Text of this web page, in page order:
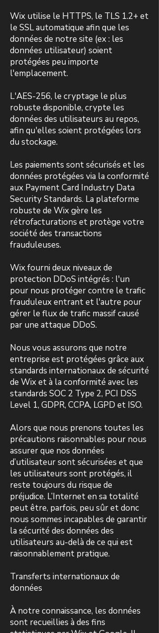
Wix utilise le HTTPS, le TLS 1.2+ et
le SSL automatique afin que les
données de notre site (ex : les
données utilisateur) soient
protégées peu importe
l'emplacement.
L'AES-256, le cryptage le plus
robuste disponible, crypte les
données des utilisateurs au repos,
afin qu'elles soient protégées lors
du stockage.
Les paiements sont sécurisés et les
données protégées via la conformité
aux Payment Card Industry Data
Security Standards. La plateforme
robuste de Wix gère les
rétrofacturations et protège votre
société des transactions
frauduleuses.
Wix fourni deux niveaux de
protection DDoS intégrés : l'un
pour nous protéger contre le trafic
frauduleux entrant et l'autre pour
gérer le flux de trafic massif causé
par une attaque DDoS.
Nous vous assurons que notre
entreprise est protégées grâce aux
standards internationaux de sécurité
de Wix et à la conformité avec les
standards SOC 2 Type 2, PCI DSS
Level 1, GDPR, CCPA, LGPD et ISO.
Alors que nous prenons toutes les
précautions raisonnables pour nous
assurer que nos données
d’utilisateur sont sécurisées et que
les utilisateurs sont protégés, il
reste toujours du risque de
préjudice. L’Internet en sa totalité
peut être, parfois, peu sûr et donc
nous sommes incapables de garantir
la sécurité des données des
utilisateurs au-delà de ce qui est
raisonnablement pratique.
Transferts internationaux de
données
À notre connaissance, les données
sont recueillies à des fins